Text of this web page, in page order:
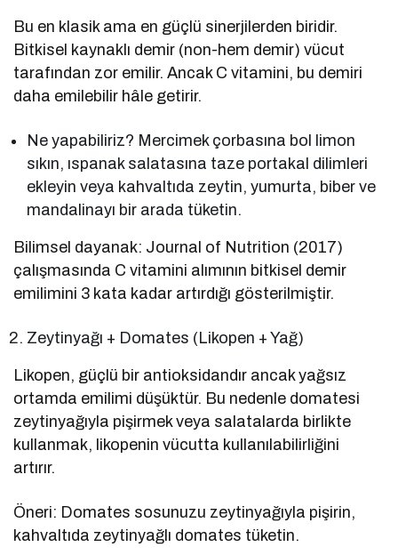
Bu en klasik ama en güçlü sinerjilerden biridir.
Bitkisel kaynaklı demir (non-hem demir) vücut
tarafından zor emilir. Ancak C vitamini, bu demiri
daha emilebilir hâle getirir.
Ne yapabiliriz? Mercimek çorbasına bol limon
sıkın, ıspanak salatasına taze portakal dilimleri
ekleyin veya kahvaltıda zeytin, yumurta, biber ve
mandalinayı bir arada tüketin.
Bilimsel dayanak: Journal of Nutrition (2017)
çalışmasında C vitamini alımının bitkisel demir
emilimini 3 kata kadar artırdığı gösterilmiştir.
Zeytinyağı + Domates (Likopen + Yağ)
Likopen, güçlü bir antioksidandır ancak yağsız
ortamda emilimi düşüktür. Bu nedenle domatesi
zeytinyağıyla pişirmek veya salatalarda birlikte
kullanmak, likopenin vücutta kullanılabilirliğini
artırır.
Öneri: Domates sosunuzu zeytinyağıyla pişirin,
kahvaltıda zeytinyağlı domates tüketin.